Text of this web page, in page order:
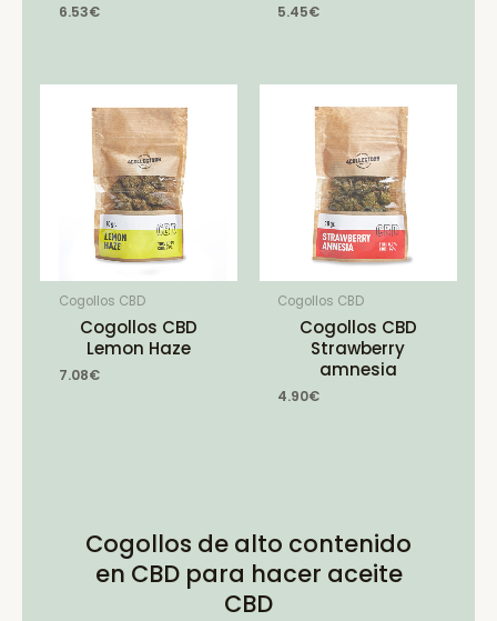
6.53€ 5.45€
Cogollos CBD
Cogollos CBD
Lemon Haze
7.08€
Cogollos CBD
Cogollos CBD
Strawberry
amnesia
4.90€
Cogollos de alto contenido
en CBD para hacer aceite
CBD